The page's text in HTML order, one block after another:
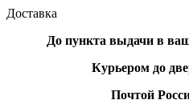
Доставка
До пункта выдачи в
Курьером до
Почтой